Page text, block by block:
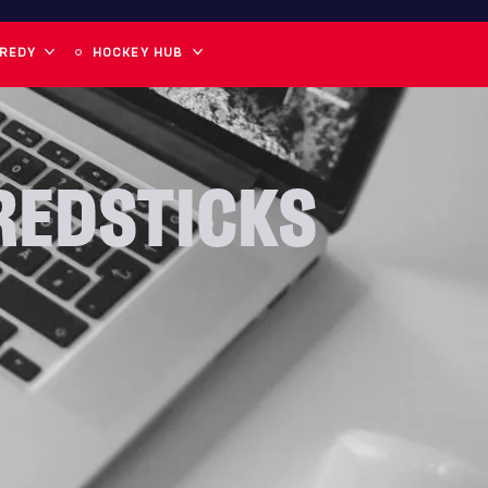
HOCKEY HUB